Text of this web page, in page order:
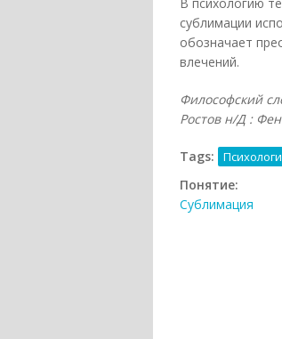
сублимации
обозначает
влечений.
Философский
Ростов н/Д :
Tags:
Понятие:
Сублимация